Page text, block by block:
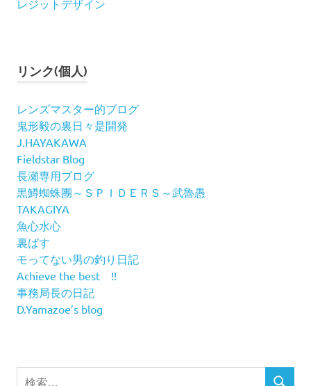
レジットデザイン
リンク(個人)
レンズマスター的ブログ
鬼形毅の裏日々是開発
J.HAYAKAWA
Fieldstar Blog
長瀬専用ブログ
黒鱒蜘蛛團～ＳＰＩＤＥＲＳ～武魯愚
TAKAGIYA
魚心水心
裏ばす
モってない男の釣り日記
Achieve the best !!
事務局長の日記
D.Yamazoe’s blog
検